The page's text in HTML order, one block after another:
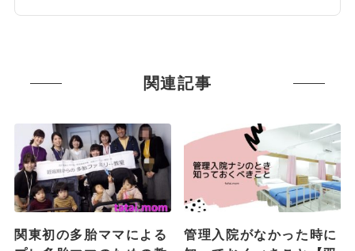
関連記事
関東初の多胎ママによる
管理入院がなかった時に